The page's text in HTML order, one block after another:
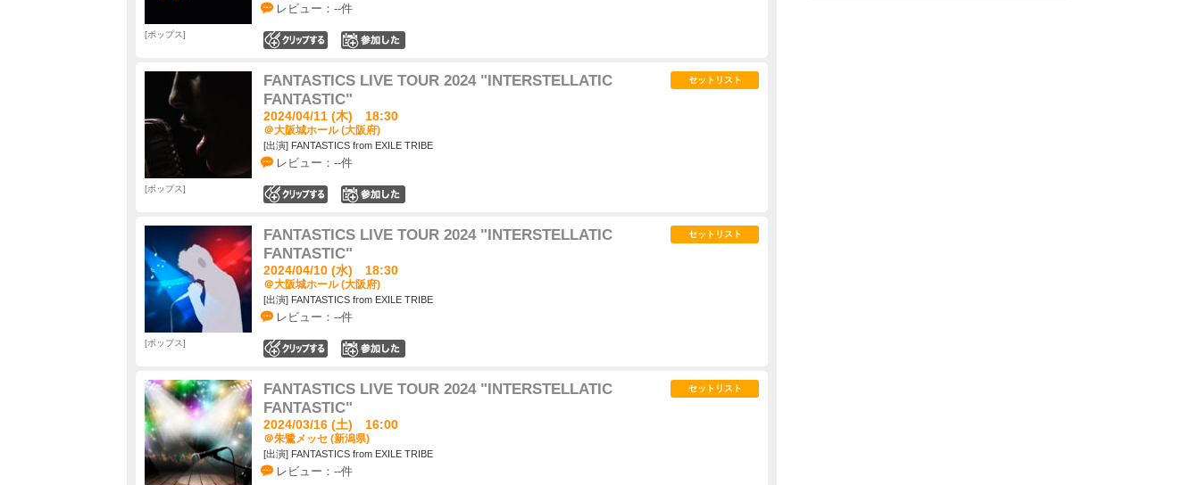
レビュー：--件
ポップス
FANTASTICS LIVE TOUR 2024 "INTERSTELLATIC
FANTASTIC"
2024/04/11 (木) 18:30
＠大阪城ホール (大阪府)
[出演] FANTASTICS from EXILE TRIBE
レビュー：--件
セットリスト
ポップス
FANTASTICS LIVE TOUR 2024 "INTERSTELLATIC
FANTASTIC"
2024/04/10 (水) 18:30
＠大阪城ホール (大阪府)
[出演] FANTASTICS from EXILE TRIBE
レビュー：--件
セットリスト
ポップス
FANTASTICS LIVE TOUR 2024 "INTERSTELLATIC
FANTASTIC"
2024/03/16 (土) 16:00
＠朱鷺メッセ (新潟県)
[出演] FANTASTICS from EXILE TRIBE
レビュー：--件
セットリスト